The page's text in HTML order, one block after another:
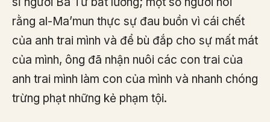
rằng al-Ma’mun thực sự đau buồn vì cái chết
của anh trai mình và để bù đắp cho sự mất mát
của mình, ông đã nhận nuôi các con trai của
anh trai mình làm con của mình và nhanh chóng
trừng phạt những kẻ phạm tội.